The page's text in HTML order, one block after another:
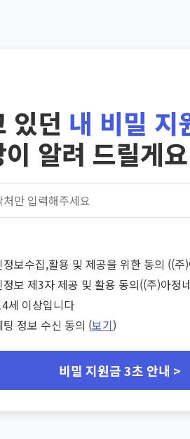
있던 내 비밀 지
알려 드릴게요
정보수집,활용 및 제공을 위한 동의 ((주
정보 제3자 제공 및 활용 동의((주)아정
세 이상입니다
정보 수신 동의 (보기)
비밀 지원금 3초 안내 >